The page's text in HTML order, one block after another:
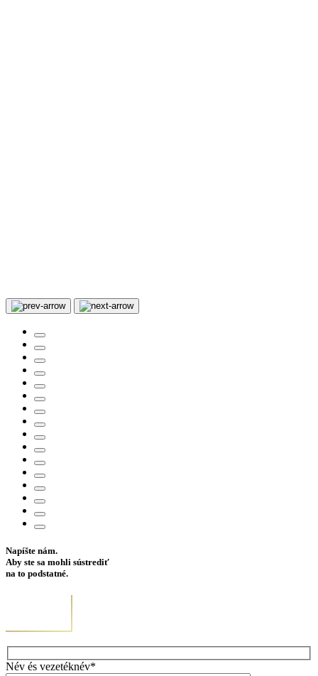
Napíšte nám.
Aby ste sa mohli sústrediť
na to podstatné.
Név és vezetéknév*